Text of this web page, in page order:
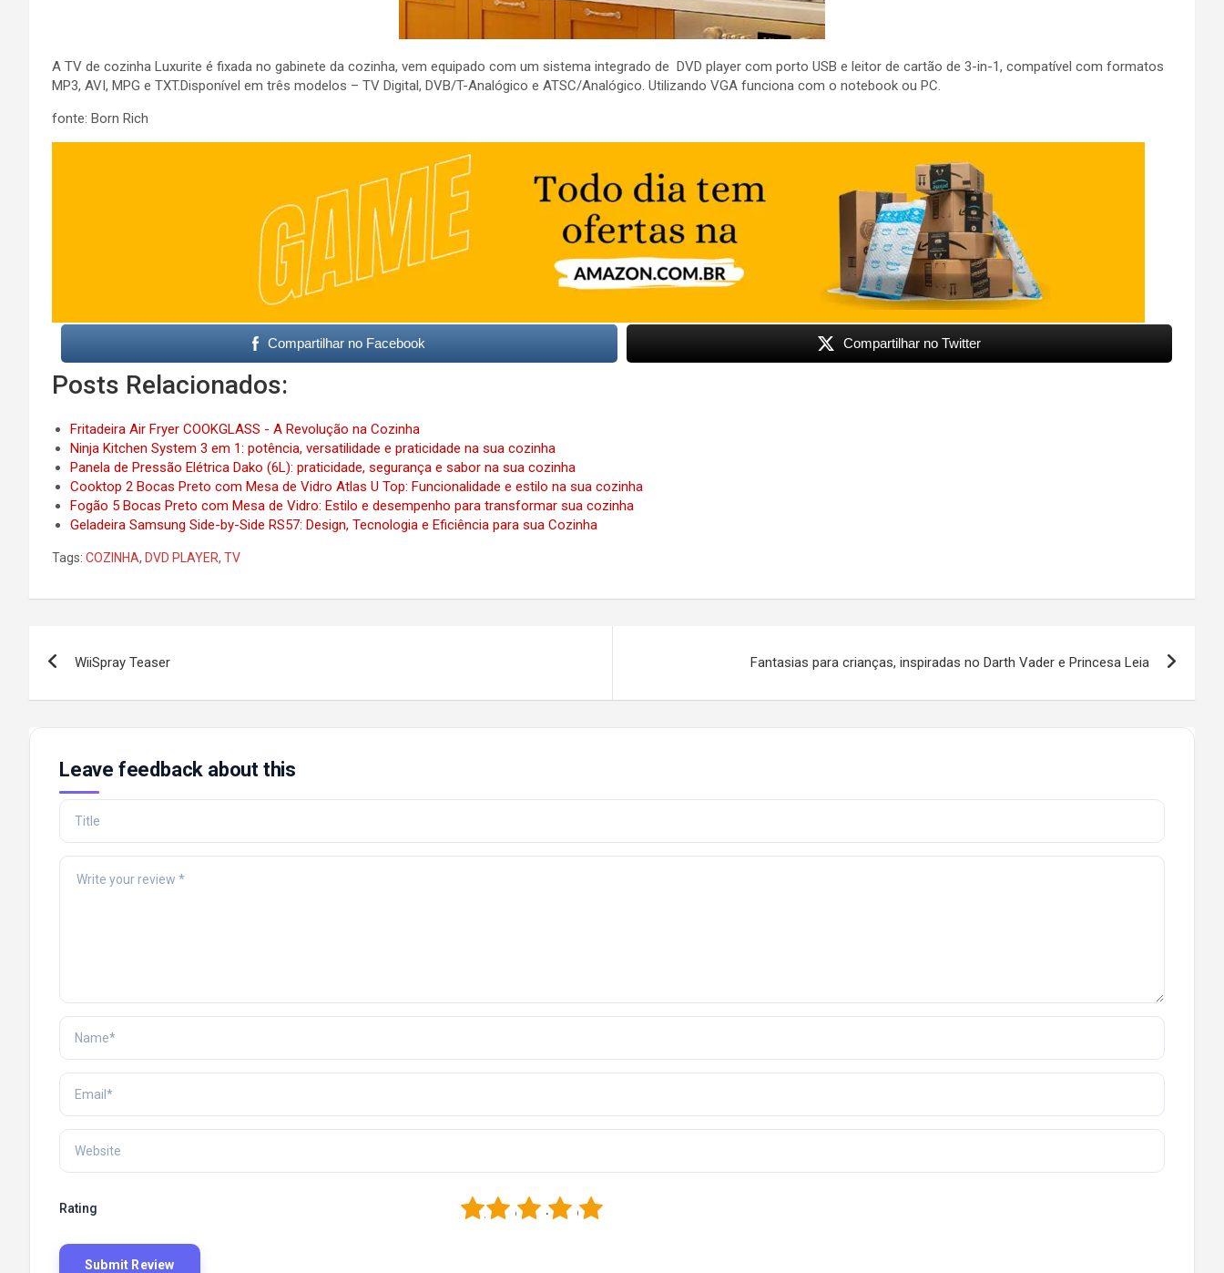
A TV de cozinha Luxurite é fixada no gabinete da cozinha, vem equipado com um sistema integrado de DVD player com porto USB e leitor de cartão de 3-in-1, compatível com formatos
MP3, AVI, MPG e TXT.Disponível em três modelos – TV Digital, DVB/T-Analógico e ATSC/Analógico. Utilizando VGA funciona com o notebook ou PC.
fonte: Born Rich
Compartilhar no Facebook Compartilhar no Twitter
Posts Relacionados:
Fritadeira Air Fryer COOKGLASS - A Revolução na Cozinha
Ninja Kitchen System 3 em 1: potência, versatilidade e praticidade na sua cozinha
Panela de Pressão Elétrica Dako (6L): praticidade, segurança e sabor na sua cozinha
Cooktop 2 Bocas Preto com Mesa de Vidro Atlas U Top: Funcionalidade e estilo na sua cozinha
Fogão 5 Bocas Preto com Mesa de Vidro: Estilo e desempenho para transformar sua cozinha
Geladeira Samsung Side-by-Side RS57: Design, Tecnologia e Eficiência para sua Cozinha
Tags: COZINHA, DVD PLAYER, TV
navigation
WiiSpray Teaser Fantasias para crianças, inspiradas no Darth Vader e Princesa Leia
Leave feedback about this
Rating 5
4
3
2